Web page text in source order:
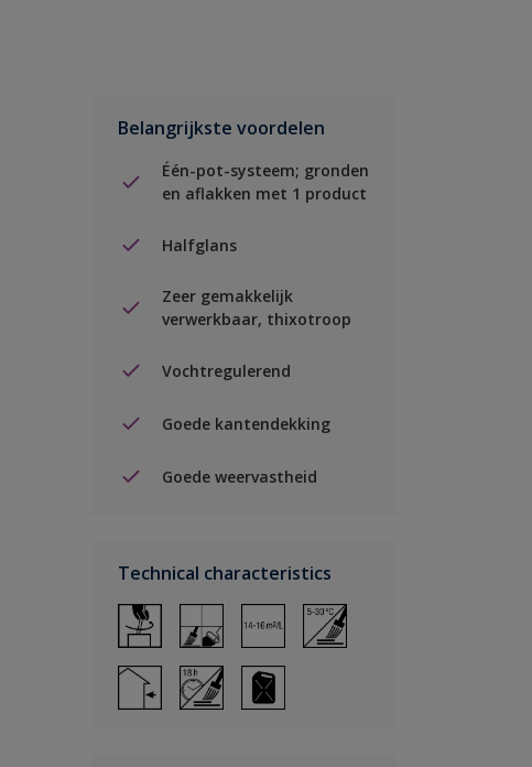
Belangrijkste voordelen
Één-pot-systeem; gronden
en aflakken met 1 product
Halfglans
Zeer gemakkelijk
verwerkbaar, thixotroop
Vochtregulerend
Goede kantendekking
Goede weervastheid
Technical characteristics